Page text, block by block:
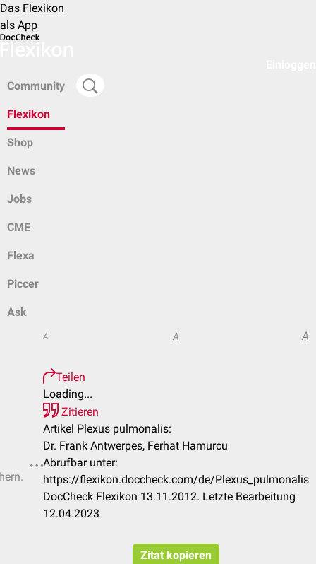
Das Flexikon
als App
Community
Flexikon
Shop
News
Jobs
CME
Flexa
Piccer
Ask
A A A
Teilen
Loading...
Zitieren
Artikel Plexus pulmonalis:
Dr. Frank Antwerpes, Ferhat Hamurcu
Abrufbar unter:
https://flexikon.doccheck.com/de/Plexus_pulmonalis
DocCheck Flexikon 13.11.2012. Letzte Bearbeitung
12.04.2023
Zitat kopieren